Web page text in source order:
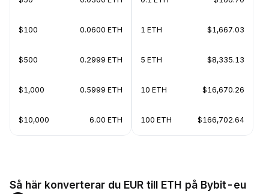
$100 0.0600 ETH
$500 0.2999 ETH
$1,000 0.5999 ETH
$10,000 6.00 ETH
1 ETH $1,667.03
5 ETH $8,335.13
10 ETH $16,670.26
100 ETH $166,702.64
Så här konverterar du EUR till ETH på Bybit-eu